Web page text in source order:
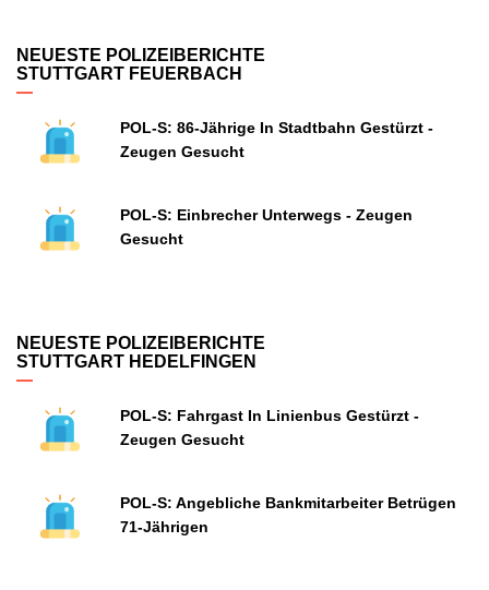
NEUESTE POLIZEIBERICHTE
STUTTGART FEUERBACH
POL-S: 86-Jährige In Stadtbahn Gestürzt -
Zeugen Gesucht
POL-S: Einbrecher Unterwegs - Zeugen
Gesucht
NEUESTE POLIZEIBERICHTE
STUTTGART HEDELFINGEN
POL-S: Fahrgast In Linienbus Gestürzt -
Zeugen Gesucht
POL-S: Angebliche Bankmitarbeiter Betrügen
71-Jährigen